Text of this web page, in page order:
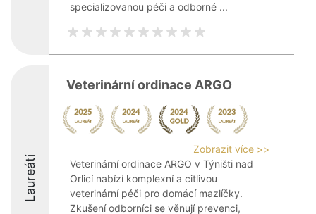
specializovanou péči a odborné ...
Laureáti
Veterinární ordinace ARGO
Zobrazit více >>
Veterinární ordinace ARGO v Týništi nad
Orlicí nabízí komplexní a citlivou
veterinární péči pro domácí mazlíčky.
Zkušení odborníci se věnují prevenci,